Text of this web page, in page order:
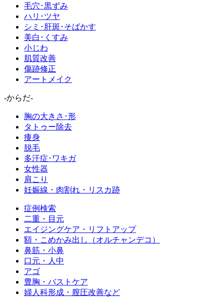
毛穴･黒ずみ
ハリ･ツヤ
シミ･肝斑･そばかす
美白･くすみ
小じわ
肌質改善
傷跡修正
アートメイク
-からだ-
胸の大きさ･形
タトゥー除去
痩身
脱毛
多汗症･ワキガ
女性器
肩こり
妊娠線・肉割れ・リスカ跡
症例検索
二重・目元
エイジングケア・リフトアップ
額・こめかみ出し（オルチャンデコ）
鼻筋・小鼻
口元・人中
アゴ
豊胸・バストケア
婦人科形成・膣圧改善など